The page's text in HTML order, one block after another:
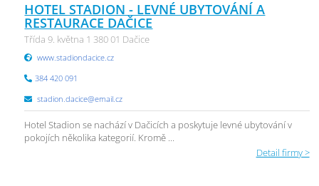
HOTEL STADION - LEVNÉ UBYTOVÁNÍ A
RESTAURACE DAČICE
Třída 9. května 1 380 01 Dačice
www.stadiondacice.cz
384 420 091
stadion.dacice@email.cz
Hotel Stadion se nachází v Dačicích a poskytuje levné ubytování v
pokojích několika kategorií. Kromě ...
Detail firmy >